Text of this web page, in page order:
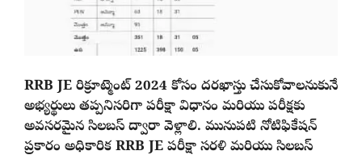
RRB JE రిక్రూట్మెంట్ 2024 కోసం దరఖాస్తు చేసుకోవాలనుకునే
అభ్యర్థులు తప్పనిసరిగా పరీక్షా విధానం మరియు పరీక్షకు
అవసరమైన సిలబస్ ద్వారా వెళ్లాలి. మునుపటి నోటిఫికేషన్
ప్రకారం అధికారిక RRB JE పరీక్షా సరళి మరియు సిలబస్